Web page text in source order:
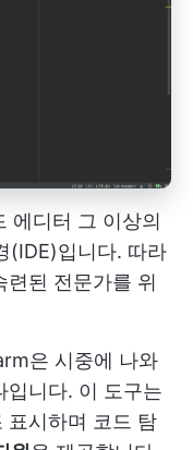
에디터 그 이상의
(IDE)입니다. 따라
된 전문가를 위
은 시중에 나와
니다. 이 도구는
표시하며 코드 탐